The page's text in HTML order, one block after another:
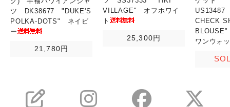
ツ DK38677 "DUKE'S
POLKA-DOTS" ネイビ
ー
21,780円
VILLAGE" オフホワイ
ト
25,300円
US13487
CHECK
ワンウォ